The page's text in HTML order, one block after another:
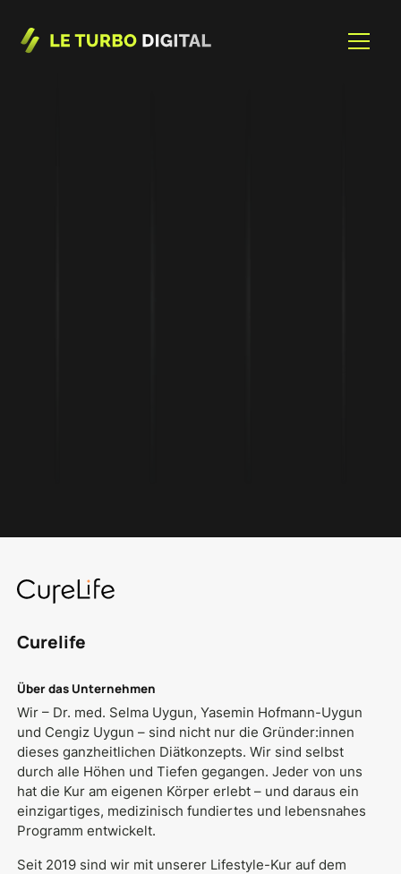
Curelife
Über das Unternehmen
Wir – Dr. med. Selma Uygun, Yasemin Hofmann-Uygun
und Cengiz Uygun – sind nicht nur die Gründer:innen
dieses ganzheitlichen Diätkonzepts. Wir sind selbst
durch alle Höhen und Tiefen gegangen. Jeder von uns
hat die Kur am eigenen Körper erlebt – und daraus ein
einzigartiges, medizinisch fundiertes und lebensnahes
Programm entwickelt.
Seit 2019 sind wir mit unserer Lifestyle-Kur auf dem